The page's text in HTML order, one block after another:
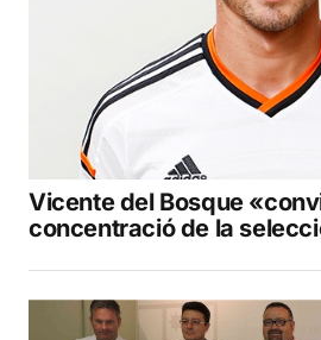
Vicente del Bosque
concentració de la